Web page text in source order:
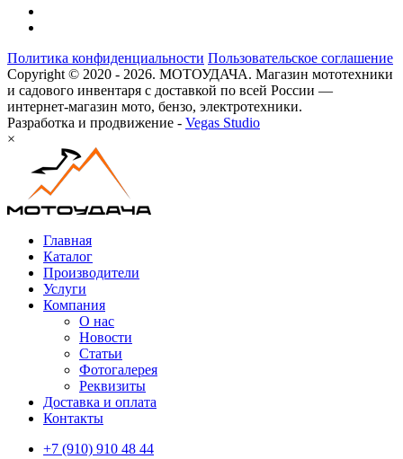
Политика конфиденциальности Пользовательское соглашение
Copyright © 2020 - 2026. МОТОУДАЧА. Магазин мототехники
и садового инвентаря с доставкой по всей России —
интернет-магазин мото, бензо, электротехники.
Разработка и продвижение - Vegas Studio
×
Главная
Каталог
Производители
Услуги
Компания
О нас
Новости
Статьи
Фотогалерея
Реквизиты
Доставка и оплата
Контакты
+7 (910) 910 48 44